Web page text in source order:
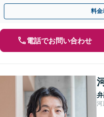
の解決を目指します【堅田駅4分
料金
電話でお問い合わせ
河